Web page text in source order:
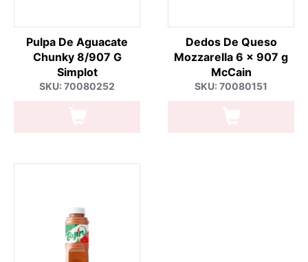
Pulpa De Aguacate
Chunky 8/907 G
Simplot
SKU: 70080252
Dedos De Queso
Mozzarella 6 x 907 g
McCain
SKU: 70080151